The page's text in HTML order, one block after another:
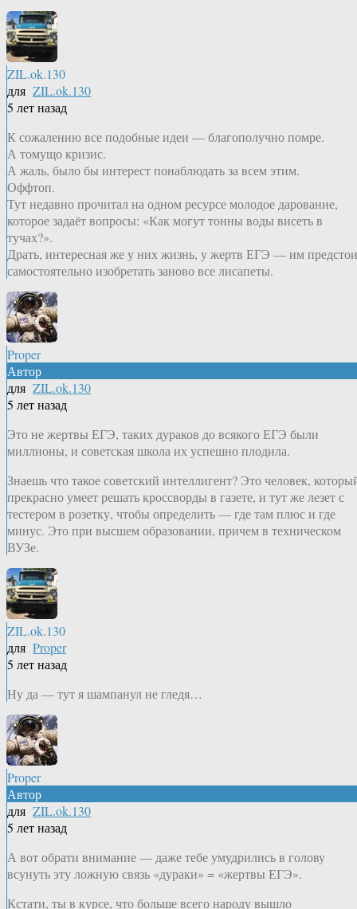
ZIL.ok.130
для ZIL.ok.130
5 лет назад
К сожалению все подобные идеи — благополучно помре.
А томущо кризис.
А жаль, было бы интерест понаблюдать за всем этим.
Оффтоп.
Тут недавно прочитал на одном ресурсе молодое дарование,
которое задаёт вопросы: «Как могут тонны воды висеть в
тучах?».
Драть, интересная же у них жизнь, у жертв ЕГЭ — им
самостоятельно изобретать заново все лисапеты.
Proper
Автор
для ZIL.ok.130
5 лет назад
Это не жертвы ЕГЭ, таких дураков до всякого ЕГЭ были
миллионы, и советская школа их успешно плодила.
Знаешь что такое советский интеллигент? Это человек,
прекрасно умеет решать кроссворды в газете, и тут же лезет с
тестером в розетку, чтобы определить — где там плюс и где
минус. Это при высшем образовании, причем в техническом
ВУЗе.
ZIL.ok.130
для Proper
5 лет назад
Ну да — тут я шампанул не гледя…
Proper
Автор
для ZIL.ok.130
5 лет назад
А вот обрати внимание — даже тебе умудрились в голову
всунуть эту ложную связь «дураки» = «жертвы ЕГЭ».
Кстати, ты в курсе, что больше всего народу вышло